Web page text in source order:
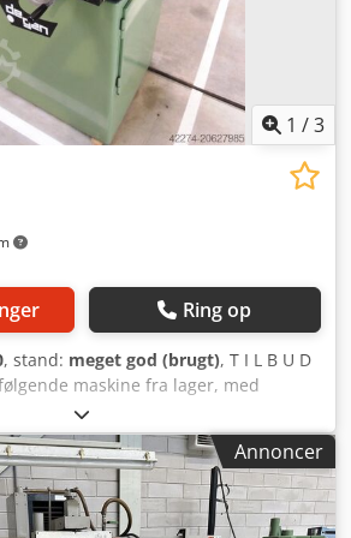
1 /3
Ring op
, stand: meget god (brugt), T I L B U D
maskine fra lager, med
og fejl, uforpligtende: D E G E N
tilspidsnings- og rundslibemaskine til
Årgang: 1990 _____ Spidshøjde på
Slibeskivens Ø x hul: 200 x 30 mm
ca. U/min. Slibeskivens
Annoncer